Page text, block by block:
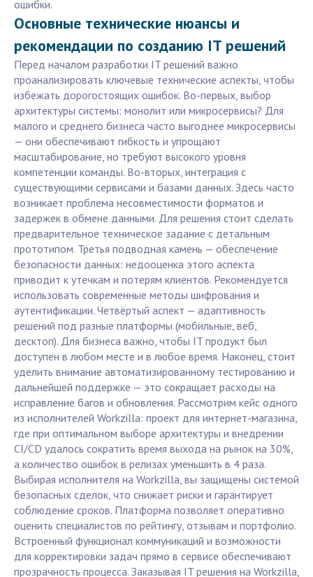
ошибки.
Основные технические нюансы и
рекомендации по созданию IT решений
Перед началом разработки IT решений важно
проанализировать ключевые технические аспекты, чтобы
избежать дорогостоящих ошибок. Во-первых, выбор
архитектуры системы: монолит или микросервисы? Для
малого и среднего бизнеса часто выгоднее микросервисы
— они обеспечивают гибкость и упрощают
масштабирование, но требуют высокого уровня
компетенции команды. Во-вторых, интеграция с
существующими сервисами и базами данных. Здесь часто
возникает проблема несовместимости форматов и
задержек в обмене данными. Для решения стоит сделать
предварительное техническое задание с детальным
прототипом. Третья подводная камень — обеспечение
безопасности данных: недооценка этого аспекта
приводит к утечкам и потерям клиентов. Рекомендуется
использовать современные методы шифрования и
аутентификации. Четвёртый аспект — адаптивность
решений под разные платформы (мобильные, веб,
десктоп). Для бизнеса важно, чтобы IT продукт был
доступен в любом месте и в любое время. Наконец, стоит
уделить внимание автоматизированному тестированию и
дальнейшей поддержке — это сокращает расходы на
исправление багов и обновления. Рассмотрим кейс одного
из исполнителей Workzilla: проект для интернет-магазина,
где при оптимальном выборе архитектуры и внедрении
CI/CD удалось сократить время выхода на рынок на 30%,
а количество ошибок в релизах уменьшить в 4 раза.
Выбирая исполнителя на Workzilla, вы защищены системой
безопасных сделок, что снижает риски и гарантирует
соблюдение сроков. Платформа позволяет оперативно
оценить специалистов по рейтингу, отзывам и портфолио.
Встроенный функционал коммуникаций и возможности
для корректировки задач прямо в сервисе обеспечивают
прозрачность процесса. Заказывая IT решения на Workzilla,